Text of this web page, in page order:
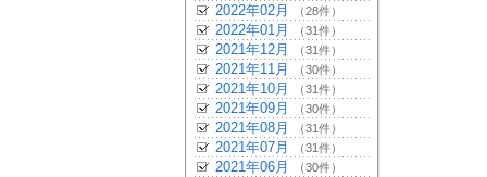
2022年02月 （28件）
2022年01月 （31件）
2021年12月 （31件）
2021年11月 （30件）
2021年10月 （31件）
2021年09月 （30件）
2021年08月 （31件）
2021年07月 （31件）
2021年06月 （30件）